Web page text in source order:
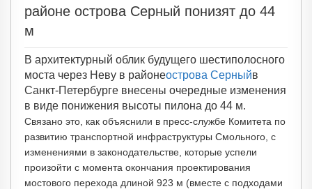
районе острова Серный понизят до 44
м
В архитектурный облик будущего шестиполосного
моста через Неву в районеострова Серныйв
Санкт-Петербурге внесены очередные изменения
в виде понижения высоты пилона до 44 м.
Связано это, как объяснили в пресс-службе Комитета по
развитию транспортной инфраструктуры Смольного, с
изменениями в законодательстве, которые успели
произойти с момента окончания проектирования
мостового перехода длиной 923 м (вместе с подходами